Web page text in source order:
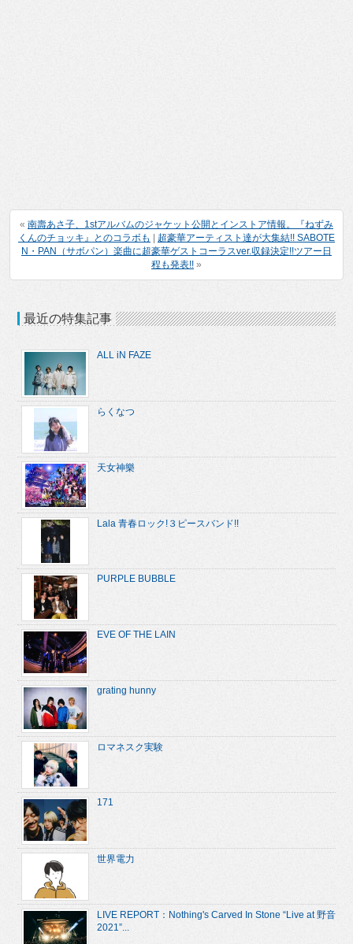
« 南壽あさ子、1stアルバムのジャケット公開とインストア情報。『ねずみ
くんのチョッキ』とのコラボも
超豪華アーティスト達が大集結!! SABOTE
N・PAN（サボパン）楽曲に超豪華ゲストコーラスver.収録決定!!ツアー日
程も発表!! »
最近の特集記事
ALL iN FAZE
らくなつ
天女神樂
Lala 青春ロック!３ピースバンド!!
PURPLE BUBBLE
EVE OF THE LAIN
grating hunny
ロマネスク実験
171
世界電力
LIVE REPORT：Nothing's Carved In Stone “Live at 野音
2021”...